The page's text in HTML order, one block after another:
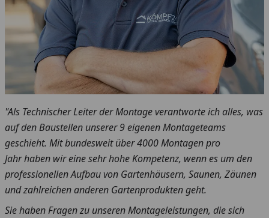
"Als Technischer Leiter der Montage verantworte ich alles, was
auf den Baustellen unserer 9 eigenen Montageteams
geschieht. Mit bundesweit über 4000 Montagen pro
Jahr haben wir eine sehr hohe Kompetenz, wenn es um den
professionellen Aufbau von Gartenhäusern, Saunen, Zäunen
und zahlreichen anderen Gartenprodukten geht.
Sie haben Fragen zu unseren Montageleistungen, die sich